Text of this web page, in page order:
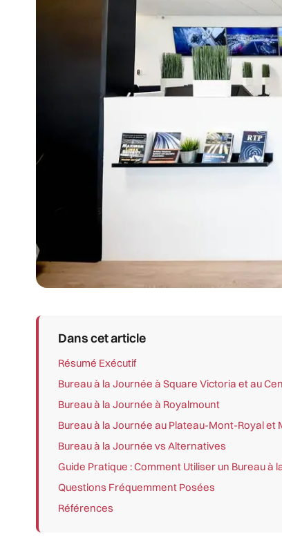
Dans cet article
Résumé Exécutif
Bureau à la Journée à Square Victoria et au
Bureau à la Journée à Royalmount
Bureau à la Journée au Plateau-Mont-Royal et
Bureau à la Journée vs Alternatives
Guide Pratique : Comment Utiliser un Bureau à
Questions Fréquemment Posées
Références